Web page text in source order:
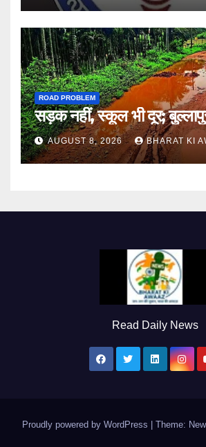
ROAD PROBLEM
सड़क नहीं, स्कूल भी दूर;
AUGUST 8, 2026 BHARAT KI
Read Daily News
Proudly powered by WordPress Theme: